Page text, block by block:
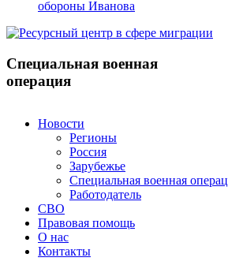
обороны Иванова
Специальная военная
операция
Новости
Регионы
Россия
Зарубежье
Специальная военная
Работодатель
СВО
Правовая помощь
О нас
Контакты